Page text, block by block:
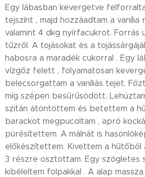
Egy lábasban kevergetve
tejszínt , majd hozzáadtam a vanília
valamint 4 dkg nyírfacukrot. Forrás
tűzről. A tojásokat és a
habosra a maradék cukorral . Egy
vízgőz felett , folyamatosan
belecsorgattam a vaníliás tejet.
míg szépen besűrűsödött.
szitán átöntöttem és betettem a
barackot megpucoltam , apró
pürésítettem. A málnát is
előkészítettem. Kivettem a hűtőből
3 részre osztottam. Egy szögletes
kibéleltem folpakkal . A alap